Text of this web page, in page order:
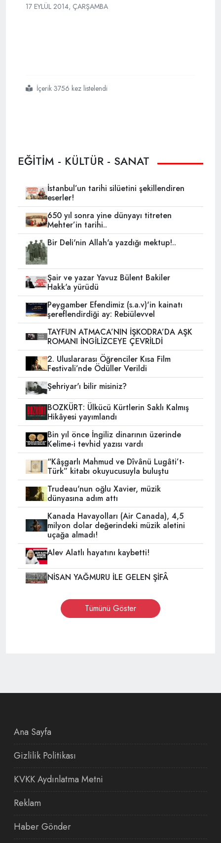
17 EYLÜL 2014, ÇARŞAMBA
#davutoğlu
#aihm
#kararını
#yorumladı
İçerik 3756 kez listelendi
EĞİTİM - KÜLTÜR - SANAT
İstanbul’un tarihi silüetini şekillendiren
eserler!
650 yıl sonra yine dünyayı titreten
Mehter’in tarihi..
Bir Deli'nin Allah'a yazdığı mektup!..
Şair ve yazar Yavuz Bülent Bakiler
Hakk'a yürüdü
Peygamber Efendimiz (s.a.v)'in kainatı
şereflendirdiği ay: Rebiülevvel
TAYFUN ATMACA’NIN İŞKODRA’DA AŞK
ROMANI İNGİLİZCEYE ÇEVRİLDİ
2. Uluslararası Öğrenciler Kısa Film
Festivali’nde Ödüller Verildi
Şehriyar'ı bilir misiniz?
BOZKÜRT: Ülkücü Kürtlerin Saklı Kalmış
Hikâyesi yayımlandı
Bin yıl önce İngiliz dinarının üzerinde
Kelime-i tevhid yazısı vardı
“Kâşgarlı Mahmud ve Dîvânü Lugâti’t-
Türk” kitabı okuyucusuyla buluştu
Trudeau'nun oğlu Xavier, müzik
dünyasına adım attı
Kanada Havayolları (Air Canada), 4,5
milyon dolar değerindeki müzik aletini
uçağa almadı!
Alev Alatlı hayatını kaybetti!
NİSAN YAĞMURU İLE GELEN ŞİFÂ
Tümünü Göster
Ana Sayfa
Gizlilik Politikası
KVKK Aydınlatma Metni
Reklam
Haber Gönder